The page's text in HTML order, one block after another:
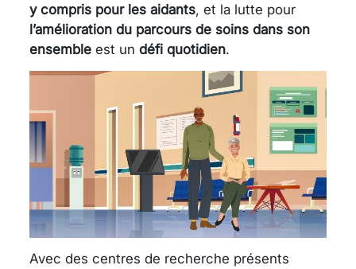
y compris pour les aidants, et la lutte pour
l’amélioration du parcours de soins dans son
ensemble est un défi quotidien.
Avec des centres de recherche présents